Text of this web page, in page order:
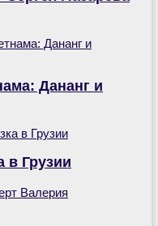
Дананг и
в Грузии